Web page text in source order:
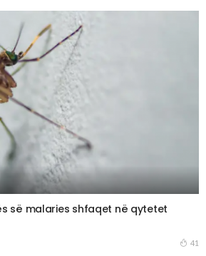
së malaries shfaqet në qytetet
41